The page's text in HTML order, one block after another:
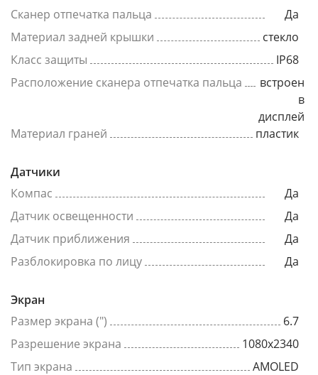
Сканер отпечатка пальца
Да
Материал задней крышки
стекло
Класс защиты
IP68
Расположение сканера отпечатка пальца
встроен
в
дисплей
Материал граней
пластик
Датчики
Компас
Да
Датчик освещенности
Да
Датчик приближения
Да
Разблокировка по лицу
Да
Экран
Размер экрана (")
6.7
Разрешение экрана
1080x2340
Тип экрана
AMOLED